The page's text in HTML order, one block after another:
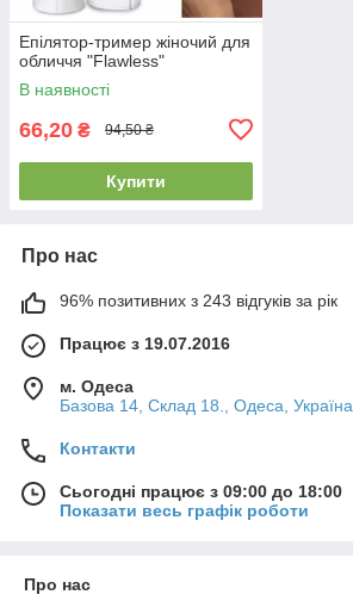
Епілятор-тример жіночий для
обличчя "Flawless"
В наявності
66,20 ₴ 94,50 ₴
Купити
Про нас
96% позитивних з 243 відгуків за рік
Працює з 19.07.2016
м. Одеса
Базова 14, Склад 18., Одеса, Україна
Контакти
Сьогодні працює з 09:00 до 18:00
Показати весь графік роботи
Про нас